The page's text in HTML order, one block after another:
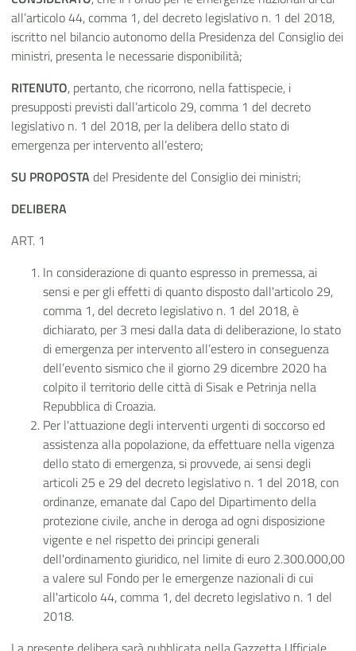
all’articolo 44, comma 1, del decreto legislativo n. 1 del 2018,
iscritto nel bilancio autonomo della Presidenza del Consiglio dei
ministri, presenta le necessarie disponibilità;
RITENUTO, pertanto, che ricorrono, nella fattispecie, i
presupposti previsti dall’articolo 29, comma 1 del decreto
legislativo n. 1 del 2018, per la delibera dello stato di
emergenza per intervento all’estero;
SU PROPOSTAdel Presidente del Consiglio dei ministri;
DELIBERA
ART. 1
In considerazione di quanto espresso in premessa, ai
sensi e per gli effetti di quanto disposto dall'articolo 29,
comma 1, del decreto legislativo n. 1 del 2018, è
dichiarato, per 3 mesi dalla data di deliberazione, lo stato
di emergenza per intervento all’estero in conseguenza
dell’evento sismico che il giorno 29 dicembre 2020 ha
colpito il territorio delle città di Sisak e Petrinja nella
Repubblica di Croazia.
Per l'attuazione degli interventi urgenti di soccorso ed
assistenza alla popolazione, da effettuare nella vigenza
dello stato di emergenza, si provvede, ai sensi degli
articoli 25 e 29 del decreto legislativo n. 1 del 2018, con
ordinanze, emanate dal Capo del Dipartimento della
protezione civile, anche in deroga ad ogni disposizione
vigente e nel rispetto dei principi generali
dell'ordinamento giuridico, nel limite di euro 2.300.000,00
a valere sul Fondo per le emergenze nazionali di cui
all'articolo 44, comma 1, del decreto legislativo n. 1 del
2018.